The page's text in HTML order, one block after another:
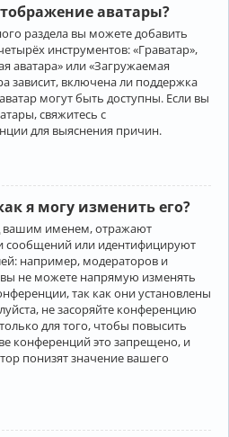
аватары?
раздела вы можете добавить
инструментов: «Граватар»,
аватара» или «Загружаемая
зависит, включена ли поддержка
могут быть доступны. Если вы
свяжитесь с
для выяснения причин.
я могу изменить его?
вашим именем, отражают
сообщений или идентифицируют
например, модераторов и
не можете напрямую изменять
так как они установлены
не засоряйте конференцию
для того, чтобы повысить
конференций это запрещено, и
понизят значение вашего